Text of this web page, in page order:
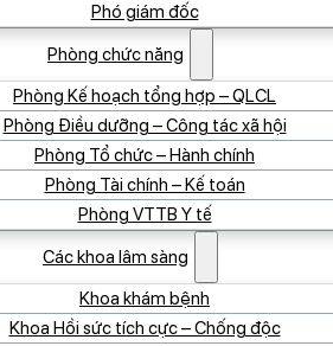
Phó giám đốc
Phòng chức năng
Phòng Kế hoạch tổng hợp – QLCL
Phòng Điều dưỡng – Công tác xã hội
Phòng Tổ chức – Hành chính
Phòng Tài chính – Kế toán
Phòng VTTB Y tế
Các khoa lâm sàng
Khoa khám bệnh
Khoa Hồi sức tích cực – Chống độc